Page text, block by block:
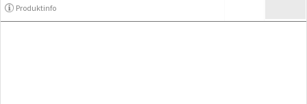
Produktinfo